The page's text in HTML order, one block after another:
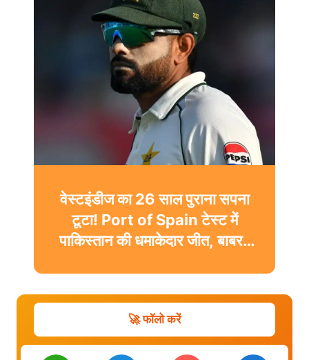
वेस्टइंडीज का 26 साल पुराना सपना
टूटा! Port of Spain टेस्ट में
पाकिस्तान की धमाकेदार जीत, बाबर-
🚀 फॉलो करें